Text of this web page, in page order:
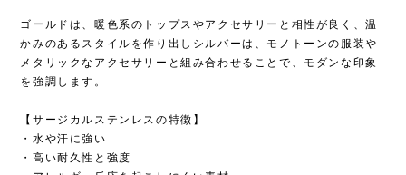
ゴールドは、暖色系のトップスやアクセサリーと相性が良く、温
かみのあるスタイルを作り出しシルバーは、モノトーンの服装や
メタリックなアクセサリーと組み合わせることで、モダンな印象
を強調します。
【サージカルステンレスの特徴】
・水や汗に強い
・高い耐久性と強度